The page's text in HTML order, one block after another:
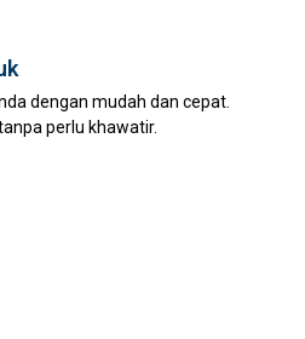
dengan mudah dan cepat.
perlu khawatir.